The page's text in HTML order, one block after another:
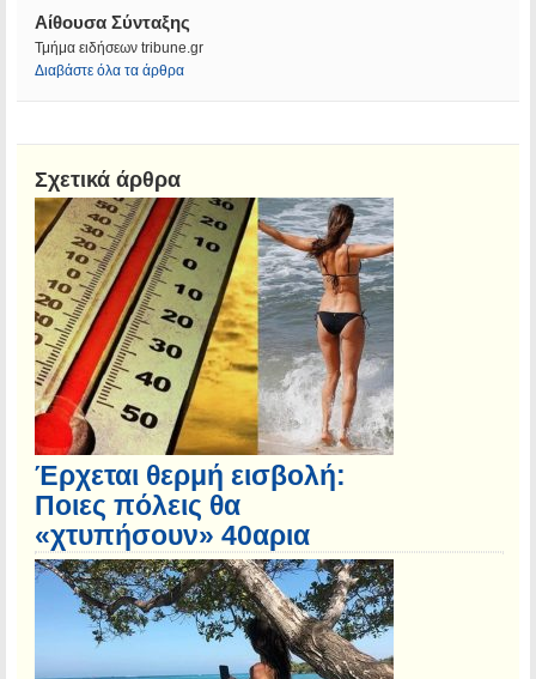
Αίθουσα Σύνταξης
Τμήμα ειδήσεων tribune.gr
Διαβάστε όλα τα άρθρα
Σχετικά άρθρα
Έρχεται θερμή εισβολή:
Ποιες πόλεις θα
«χτυπήσουν» 40αρια